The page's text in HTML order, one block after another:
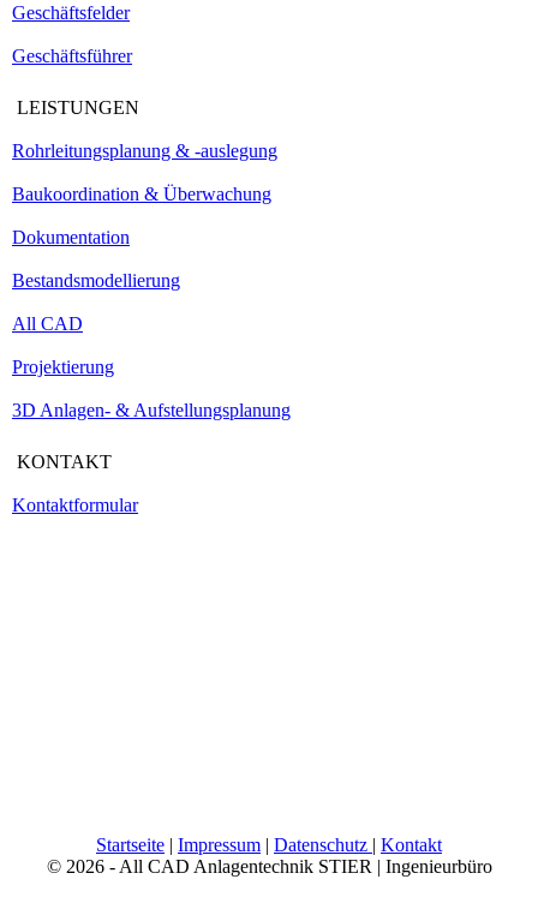
Geschäftsfelder
Geschäftsführer
LEISTUNGEN
Rohrleitungsplanung & -auslegung
Baukoordination & Überwachung
Dokumentation
Bestandsmodellierung
All CAD
Projektierung
3D Anlagen- & Aufstellungsplanung
KONTAKT
Kontaktformular
Startseite | Impressum | Datenschutz | Kontakt
© 2026 - All CAD Anlagentechnik STIER | Ingenieurbüro